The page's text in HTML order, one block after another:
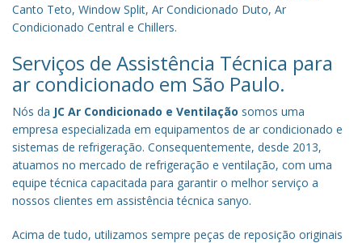
Canto Teto, Window Split, Ar Condicionado Duto, Ar
Condicionado Central e Chillers.
Serviços de Assistência Técnica para
ar condicionado em São Paulo.
Nós da JC Ar Condicionado e Ventilação somos uma
empresa especializada em equipamentos de ar condicionado e
sistemas de refrigeração. Consequentemente, desde 2013,
atuamos no mercado de refrigeração e ventilação, com uma
equipe técnica capacitada para garantir o melhor serviço a
nossos clientes em assistência técnica sanyo.
Acima de tudo, utilizamos sempre peças de reposição originais